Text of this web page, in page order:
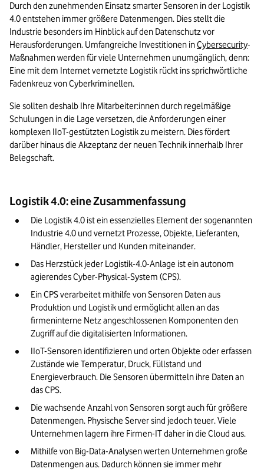
Durch den zunehmenden Einsatz smarter Sensoren in der Logistik
4.0 entstehen immer größere Datenmengen. Dies stellt die
Industrie besonders im Hinblick auf den Datenschutz vor
Herausforderungen. Umfangreiche Investitionen in Cybersecurity-
Maßnahmen werden für viele Unternehmen unumgänglich, denn:
Eine mit dem Internet vernetzte Logistik rückt ins sprichwörtliche
Fadenkreuz von Cyberkriminellen.
Sie sollten deshalb Ihre Mitarbeiter:innen durch regelmäßige
Schulungen in die Lage versetzen, die Anforderungen einer
komplexen IIoT-gestützten Logistik zu meistern. Dies fördert
darüber hinaus die Akzeptanz der neuen Technik innerhalb Ihrer
Belegschaft.
Logistik 4.0: eine Zusammenfassung
Die Logistik 4.0 ist ein essenzielles Element der sogenannten
Industrie 4.0 und vernetzt Prozesse, Objekte, Lieferanten,
Händler, Hersteller und Kunden miteinander.
Das Herzstück jeder Logistik-4.0-Anlage ist ein autonom
agierendes Cyber-Physical-System (CPS).
Ein CPS verarbeitet mithilfe von Sensoren Daten aus
Produktion und Logistik und ermöglicht allen an das
firmeninterne Netz angeschlossenen Komponenten den
Zugriff auf die digitalisierten Informationen.
IIoT-Sensoren identifizieren und orten Objekte oder erfassen
Zustände wie Temperatur, Druck, Füllstand und
Energieverbrauch. Die Sensoren übermitteln ihre Daten an
das CPS.
Die wachsende Anzahl von Sensoren sorgt auch für größere
Datenmengen. Physische Server sind jedoch teuer. Viele
Unternehmen lagern ihre Firmen-IT daher in die Cloud aus.
Mithilfe von Big-Data-Analysen werten Unternehmen große
Datenmengen aus. Dadurch können sie immer mehr